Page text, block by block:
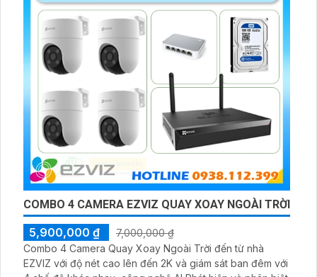
COMBO 4 CAMERA EZVIZ QUAY XOAY NGOÀI TRỜI
5,900,000 ₫
7,000,000 ₫
Combo 4 Camera Quay Xoay Ngoài Trời đến từ nhà
EZVIZ với độ nét cao lên đến 2K và giám sát ban đêm với